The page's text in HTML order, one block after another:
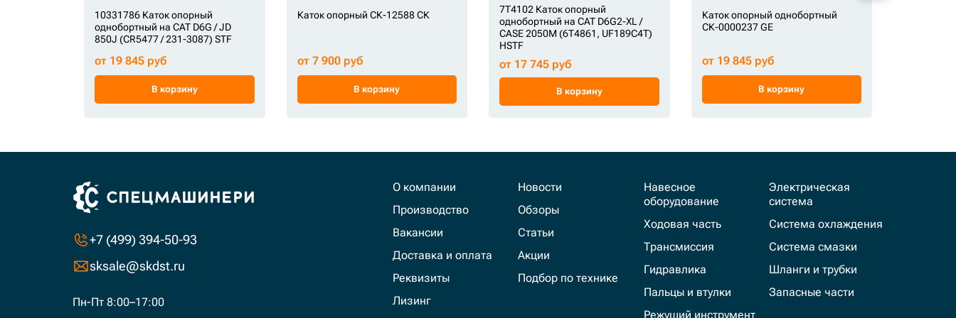
10331786 Каток опорный
однобортный на CAT D6G / JD
850J (CR5477 / 231-3087) STF
от 19 845 руб
В корзину
Каток опорный СК-12588 СК
от 7 900 руб
В корзину
7T4102 Каток опорный
однобортный на CAT D6G2-XL /
CASE 2050M (6T4861, UF189C4T)
HSTF
от 17 745 руб
В корзину
Каток опорный однобортный
СК-0000237 GE
от 19 845 руб
В корзину
+7 (499) 394-50-93
sksale@skdst.ru
Пн-Пт 8:00–17:00
О компании
Производство
Вакансии
Доставка и оплата
Реквизиты
Лизинг
Новости
Обзоры
Статьи
Акции
Подбор по технике
Навесное
оборудование
Ходовая часть
Трансмиссия
Гидравлика
Пальцы и втулки
Режущий инструмент
Электрическая
система
Система охлаждения
Система смазки
Шланги и трубки
Запасные части